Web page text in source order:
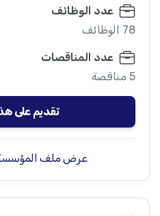
عدد الوظائف
78 الوظائف
عدد المناقصات
5 مناقصة
تقديم على
عرض ملف المؤسسة